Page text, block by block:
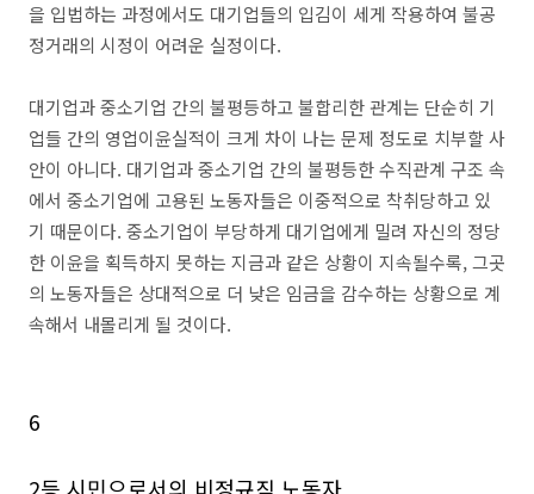
을 입법하는 과정에서도 대기업들의 입김이 세게 작용하여 불공
정거래의 시정이 어려운 실정이다.
대기업과 중소기업 간의 불평등하고 불합리한 관계는 단순히 기
업들 간의 영업이윤실적이 크게 차이 나는 문제 정도로 치부할 사
안이 아니다. 대기업과 중소기업 간의 불평등한 수직관계 구조 속
에서 중소기업에 고용된 노동자들은 이중적으로 착취당하고 있
기 때문이다. 중소기업이 부당하게 대기업에게 밀려 자신의 정당
한 이윤을 획득하지 못하는 지금과 같은 상황이 지속될수록, 그곳
의 노동자들은 상대적으로 더 낮은 임금을 감수하는 상황으로 계
속해서 내몰리게 될 것이다.
6